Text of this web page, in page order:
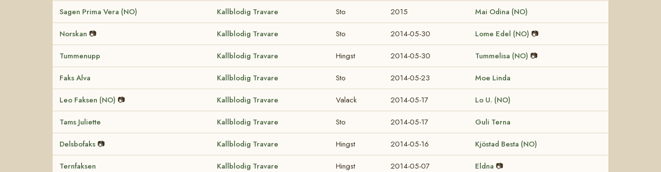
Sagen Prima Vera (NO) Kallblodig Travare Sto 2015 Mai Odina (NO)
Norskan 📷 Kallblodig Travare Sto 2014-05-30 Lome Edel (NO) 📷
Tummenupp Kallblodig Travare Hingst 2014-05-30 Tummelisa (NO) 📷
Faks Alva Kallblodig Travare Sto 2014-05-23 Moe Linda
Leo Faksen (NO) 📷 Kallblodig Travare Valack 2014-05-17 Lo U. (NO)
Tams Juliette Kallblodig Travare Sto 2014-05-17 Guli Terna
Delsbofaks 📷 Kallblodig Travare Hingst 2014-05-16 Kjöstad Besta (NO)
Ternfaksen Kallblodig Travare Hingst 2014-05-07 Eldna 📷